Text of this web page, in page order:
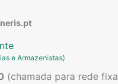
e Armazenistas)
(chamada para rede fixa